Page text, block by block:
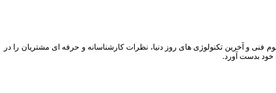
فنی و آخرین تکنولوژی های روز دنیا، نظرات کارشناسانه و حرفه ای مشتریان را در
خود بدست آورد.